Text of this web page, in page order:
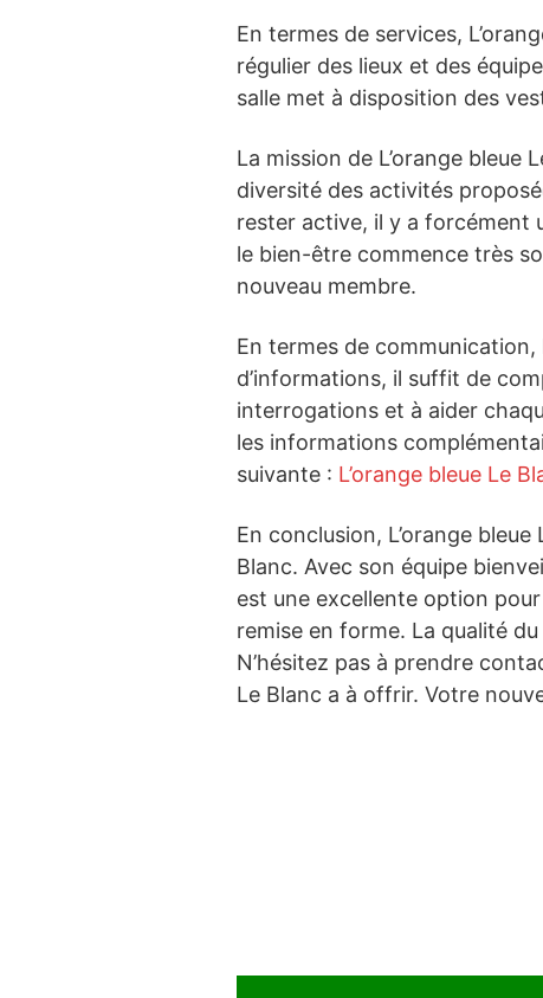
En termes de services,
régulier des lieux et des
salle met à disposition des
La mission de L’orange bleue
diversité des activités
rester active, il y a forcément
le bien-être commence très
nouveau membre.
En termes de communication,
d’informations, il suffit de
interrogations et à aider
les informations
suivante : L’orange bleue Le
En conclusion, L’orange
Blanc. Avec son équipe
est une excellente option
remise en forme. La qualité
N’hésitez pas à prendre
Le Blanc a à offrir. Votre